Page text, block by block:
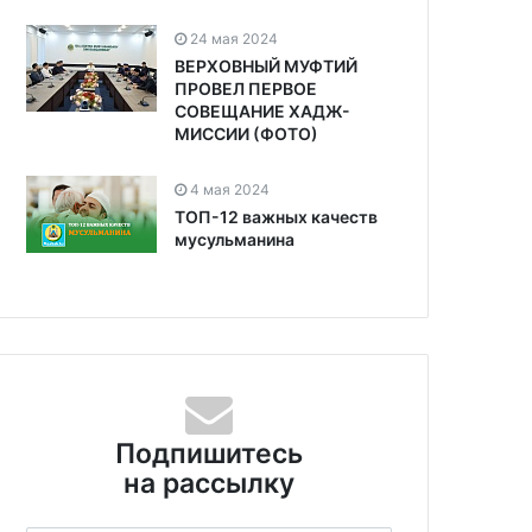
24 мая 2024
ВЕРХОВНЫЙ МУФТИЙ
ПРОВЕЛ ПЕРВОЕ
СОВЕЩАНИЕ ХАДЖ-
МИССИИ (ФОТО)
4 мая 2024
ТОП-12 важных качеств
мусульманина
Подпишитесь
на рассылку